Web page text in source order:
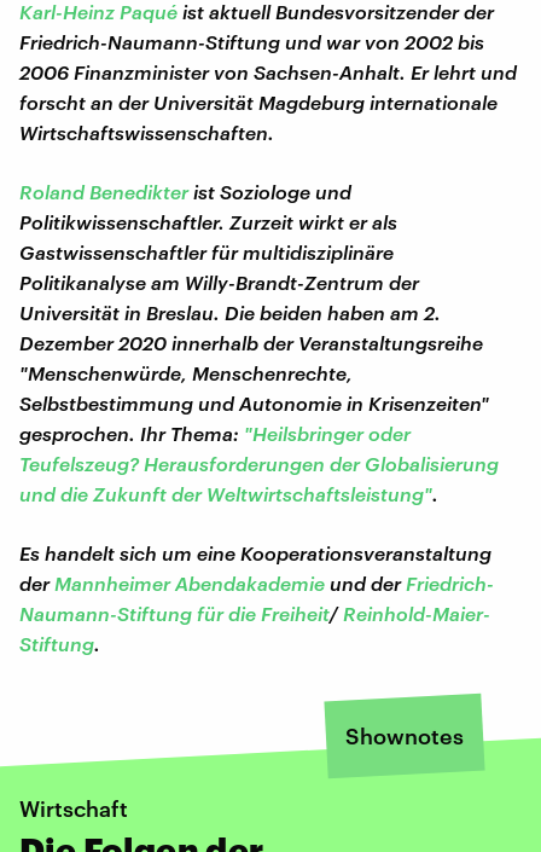
Karl-Heinz Paqué ist aktuell Bundesvorsitzender der
Friedrich-Naumann-Stiftung und war von 2002 bis
2006 Finanzminister von Sachsen-Anhalt. Er lehrt und
forscht an der Universität Magdeburg internationale
Wirtschaftswissenschaften.
Roland Benedikterist Soziologe und
Politikwissenschaftler. Zurzeit wirkt er als
Gastwissenschaftler für multidisziplinäre
Politikanalyse am Willy-Brandt-Zentrum der
Universität in Breslau. Die beiden haben am 2.
Dezember 2020 innerhalb der Veranstaltungsreihe
"Menschenwürde, Menschenrechte,
Selbstbestimmung und Autonomie in Krisenzeiten"
gesprochen. Ihr Thema: "Heilsbringer oder
Teufelszeug? Herausforderungen der Globalisierung
und die Zukunft der Weltwirtschaftsleistung".
Es handelt sich um eine Kooperationsveranstaltung
der Mannheimer Abendakademie und der Friedrich-
Naumann-Stiftung für die Freiheit/ Reinhold-Maier-
Stiftung.
Shownotes
Wirtschaft